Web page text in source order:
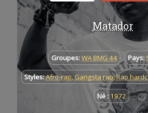
Matador
Groupes:WA BMG 44 Pays:
Styles:Afro-rap,Gangsta rap,Rap
Né : 1972